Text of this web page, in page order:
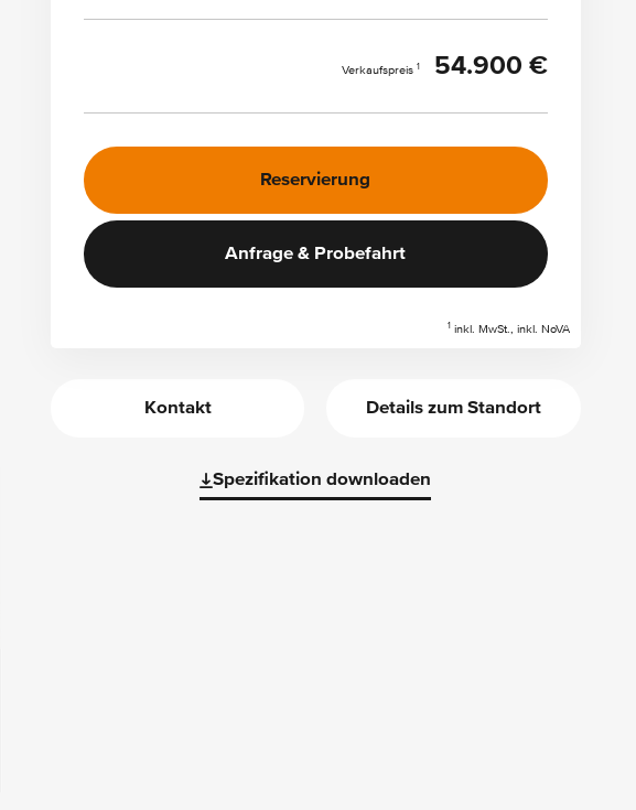
Verkaufspreis 1 54.900 €
Reservierung
Anfrage & Probefahrt
1 inkl. MwSt., inkl. NoVA
Kontakt Details zum Standort
Spezifikation downloaden